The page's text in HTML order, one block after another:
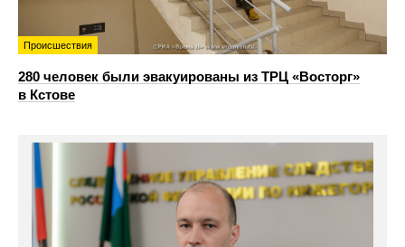
Происшествия
280 человек были эвакуированы из ТРЦ «Восторг»
в Кстове